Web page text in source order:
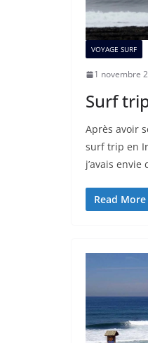
VOYAGE SURF
1 novembre
Surf
Après avoir
surf trip en
j’avais envie
Read More